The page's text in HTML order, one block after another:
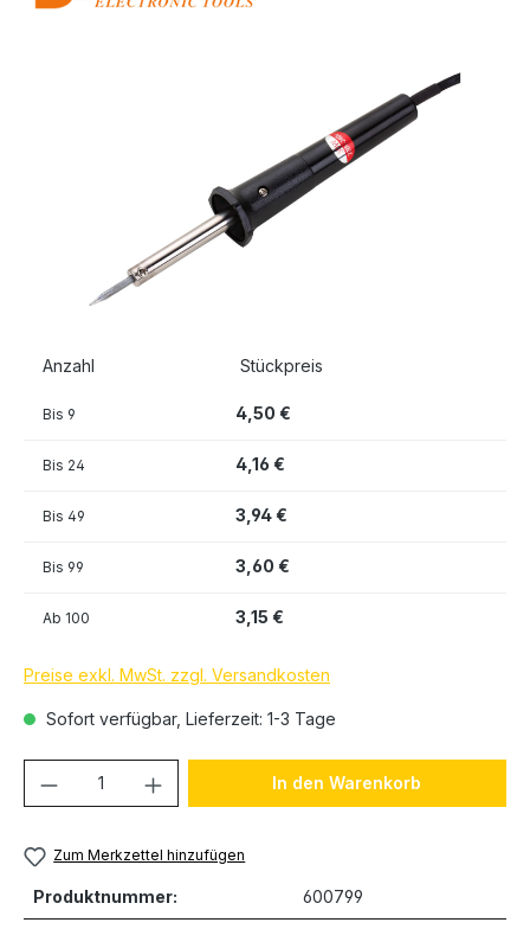
Anzahl Stückpreis
Bis 9 4,50 €
Bis 24 4,16 €
Bis 49 3,94 €
Bis 99 3,60 €
Ab 100 3,15 €
Preise exkl. MwSt. zzgl. Versandkosten
Sofort verfügbar, Lieferzeit: 1-3 Tage
Produkt Anzahl: Gib denIn den Warenkorb
Zum Merkzettel hinzufügen
Produktnummer: 600799